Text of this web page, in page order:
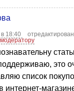
18:40
это
список
интернет-